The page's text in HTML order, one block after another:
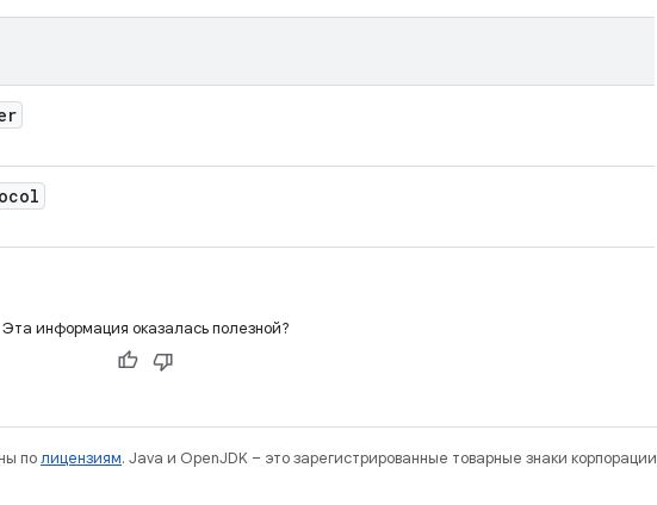
Эта информация оказалась полезной?
полицензиям. Java и OpenJDK – это зарегистрированные товарные знаки корпорации